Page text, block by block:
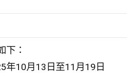
下：
年10月13日至11月19日